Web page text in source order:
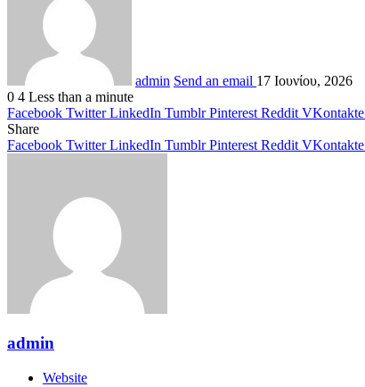
admin Send an email 17 Ιουνίου, 2026
0 4 Less than a minute
Facebook Twitter LinkedIn Tumblr Pinterest Reddit VKontakte
Share
Facebook Twitter LinkedIn Tumblr Pinterest Reddit VKontakte
admin
Website